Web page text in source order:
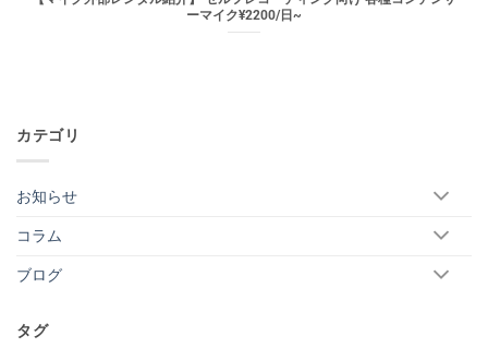
ーマイク¥2200/日~
カテゴリ
お知らせ
コラム
ブログ
タグ